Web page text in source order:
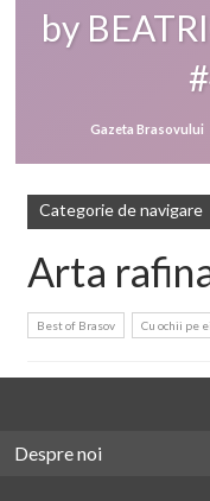
by
Gazeta Brasovului
Categorie de navigare
Arta
Best of Brasov Cu ochii pe ei
Despre noi